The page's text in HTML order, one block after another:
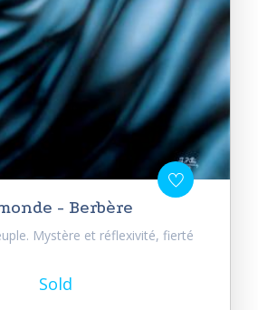
- Berbère
Mystère et réflexivité, fierté
Sold